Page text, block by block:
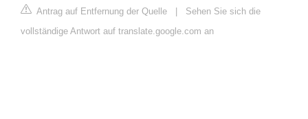
Antrag auf Entfernung der Quelle | Sehen Sie sich die
vollständige Antwort auf translate.google.com an